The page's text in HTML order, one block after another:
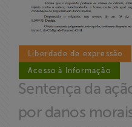
associados
newsletter
Fale Conosco
Liberdade de expressão
Acesso à Informação
Sentença da
por danos